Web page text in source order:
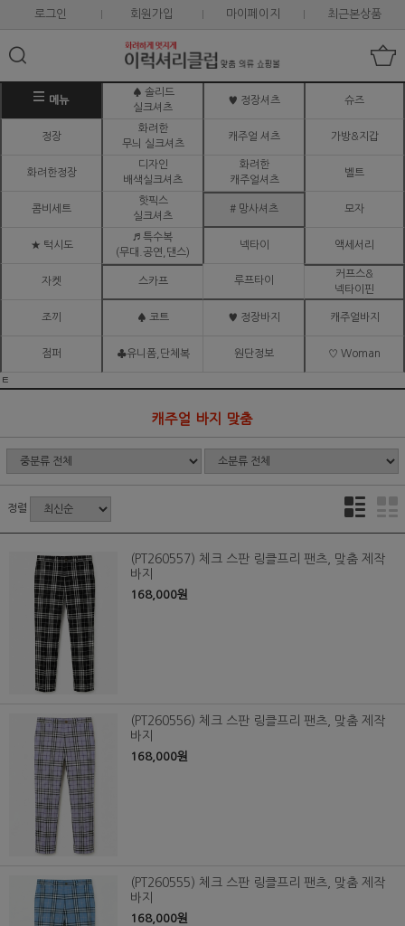
로그인 회원가입 마이페이지 최근본상품
메뉴
♠ 솔리드
실크셔츠
♥ 정장셔츠 슈즈
정장
화려한
무늬 실크셔츠
캐주얼 셔츠 가방&지갑
화려한정장
디자인
배색실크셔츠
화려한
캐주얼셔츠
벨트
콤비세트
핫픽스
실크셔츠
# 망사셔츠 모자
★ 턱시도
♬ 특수복
(무대.공연,댄스)
넥타이 액세서리
자켓 스카프 루프타이
커프스&
넥타이핀
조끼 ♠ 코트 ♥ 정장바지 캐주얼바지
점퍼 ♣유니폼,단체복 원단정보 ♡ Woman
ㅌ
캐주얼 바지 맞춤
정렬
(PT260557) 체크 스판 링클프리 팬츠, 맞춤 제작
바지
168,000원
(PT260556) 체크 스판 링클프리 팬츠, 맞춤 제작
바지
168,000원
(PT260555) 체크 스판 링클프리 팬츠, 맞춤 제작
바지
168,000원